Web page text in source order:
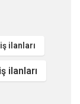
ilanları
ilanları